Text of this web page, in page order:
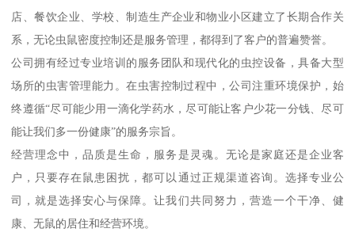
店、餐饮企业、学校、制造生产企业和物业小区建立了长期合作关
系，无论虫鼠密度控制还是服务管理，都得到了客户的普遍赞誉。
公司拥有经过专业培训的服务团队和现代化的虫控设备，具备大型
场所的虫害管理能力。在虫害控制过程中，公司注重环境保护，始
终遵循“尽可能少用一滴化学药水，尽可能让客户少花一分钱、尽可
能让我们多一份健康”的服务宗旨。
经营理念中，品质是生命，服务是灵魂。无论是家庭还是企业客
户，只要存在鼠患困扰，都可以通过正规渠道咨询。选择专业公
司，就是选择安心与保障。让我们共同努力，营造一个干净、健
康、无鼠的居住和经营环境。